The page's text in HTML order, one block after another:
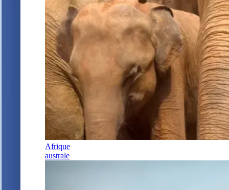
Afrique
australe